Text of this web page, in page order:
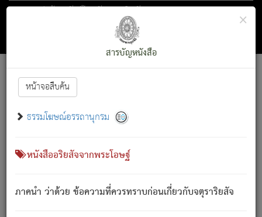
ตอน 1 ว่าด้วย สัตว์โลกกับจตุราริยสัจ
สารบัญ×
สารบัญหนังสือ
หน้าจอสืบค้น
ธรรมโฆษณ์อรรถานุกรม
หนังสืออริยสัจจากพระโอษฐ์
ภาคนำ ว่าด้วย ข้อความที่ควรทราบก่อนเกี่ยวกับจตุราริยสัจ
Font :15 ]||
สัตว์โลกนี้ เกิดความเดือดร้อนแล้ว มีผัสสะบังหน้า
เขาสำคัญสิ่งใด โดยความเป็นประการใด แต่สิ่งนั้นย่อมเป็น
(ตามที่เป็นจริง) โดยประการอื่นจากที่เขาสำคัญนั้น
สัตว์โลกติดข้องอยู่ในภพ ถูกภพบังหน้าแล้ว มีภพโดยความ
เป็นอย่างอื่น (จากที่มันเป็นอยู่จริง) จึงได้เพลิดเพลินยิ่งนักในภพ